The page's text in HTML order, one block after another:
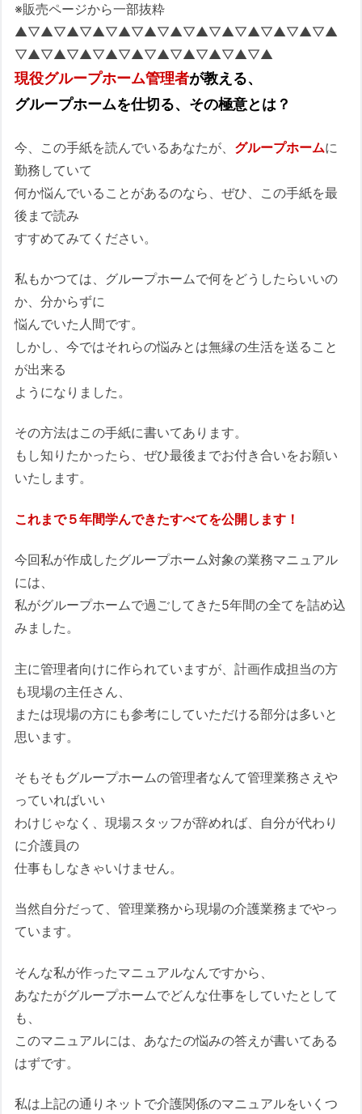
※販売ページから一部抜粋
▲▽▲▽▲▽▲▽▲▽▲▽▲▽▲▽▲▽▲▽▲▽▲▽▲
▽▲▽▲▽▲▽▲▽▲▽▲▽▲▽▲▽▲▽▲
現役グループホーム管理者が教える、
グループホームを仕切る、その極意とは？
今、この手紙を読んでいるあなたが、 グループホームに
勤務していて
何か悩んでいることがあるのなら、ぜひ、この手紙を最
後まで読み
すすめてみてください。
私もかつては、グループホームで何をどうしたらいいの
か、分からずに
悩んでいた人間です。
しかし、今ではそれらの悩みとは無縁の生活を送ること
が出来る
ようになりました。
その方法はこの手紙に書いてあります。
もし知りたかったら、ぜひ最後までお付き合いをお願い
いたします。
これまで５年間学んできたすべてを公開します！
今回私が作成したグループホーム対象の業務マニュアル
には、
私がグループホームで過ごしてきた5年間の全てを詰め込
みました。
主に管理者向けに作られていますが、計画作成担当の方
も現場の主任さん、
または現場の方にも参考にしていただける部分は多いと
思います。
そもそもグループホームの管理者なんて管理業務さえや
っていればいい
わけじゃなく、現場スタッフが辞めれば、自分が代わり
に介護員の
仕事もしなきゃいけません。
当然自分だって、管理業務から現場の介護業務までやっ
ています。
そんな私が作ったマニュアルなんですから、
あなたがグループホームでどんな仕事をしていたとして
も、
このマニュアルには、あなたの悩みの答えが書いてある
はずです。
私は上記の通りネットで介護関係のマニュアルをいくつ